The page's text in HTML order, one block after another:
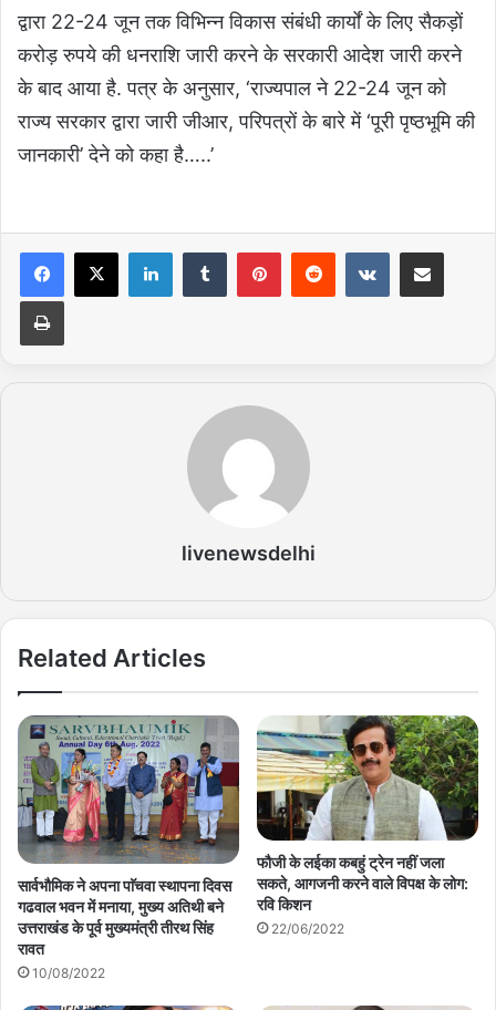
द्वारा 22-24 जून तक विभिन्न विकास संबंधी कार्यों के लिए सैकड़ों
करोड़ रुपये की धनराशि जारी करने के सरकारी आदेश जारी करने
के बाद आया है. पत्र के अनुसार, ‘राज्यपाल ने 22-24 जून को
राज्य सरकार द्वारा जारी जीआर, परिपत्रों के बारे में ‘पूरी पृष्ठभूमि की
जानकारी’ देने को कहा है…..’
livenewsdelhi
Related Articles
सार्वभौमिक ने अपना पाॅचवा स्थापना दिवस
गढवाल भवन में मनाया, मुख्य अतिथी बने
उत्तराखंड के पूर्व मुख्यमंत्री तीरथ सिंह
रावत
10/08/2022
फौजी के लईका कबहुं ट्रेन नहीं जला
सकते, आगजनी करने वाले विपक्ष के लोग:
रवि किशन
22/06/2022